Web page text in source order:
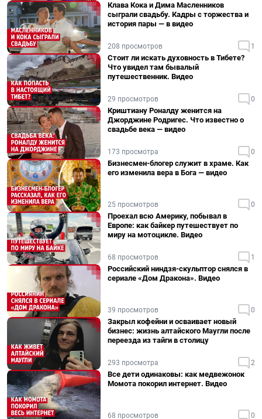
Клава Кока и Дима Масленников
сыграли свадьбу. Кадры с торжества и
история пары — в видео
208 просмотров 1
Стоит ли искать духовность в Тибете?
Что увидел там бывалый
путешественник. Видео
29 просмотров 0
Криштиану Роналду женится на
Джорджине Родригес. Что известно о
свадьбе века — видео
173 просмотра 0
Бизнесмен-блогер служит в храме. Как
его изменила вера в Бога — видео
25 просмотров 0
Проехал всю Америку, побывал в
Европе: как байкер путешествует по
миру на мотоцикле. Видео
68 просмотров 1
Российский ниндзя-скульптор снялся в
сериале «Дом Дракона». Видео
39 просмотров 0
Закрыл кофейни и осваивает новый
бизнес: жизнь алтайского Маугли после
переезда из тайги в столицу
293 просмотра 2
Все дети одинаковы: как медвежонок
Момота покорил интернет. Видео
68 просмотров 0